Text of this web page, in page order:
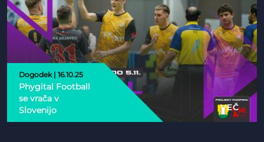
Dogodek | 16.10.25
Phygital Football
se vrača v
Slovenijo
VEČ